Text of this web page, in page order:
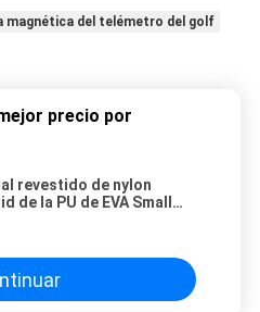
magnética del telémetro del golf
precio por
revestido de nylon
de la PU de EVA Small